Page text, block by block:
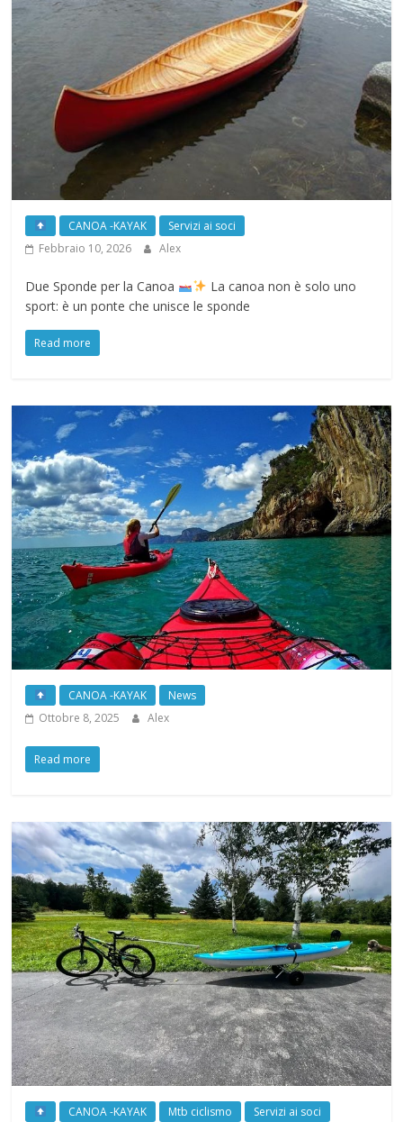
CANOA -KAYAK
Servizi ai soci
Febbraio 10, 2026
Alex
Due Sponde per la Canoa
La canoa non è solo uno
sport: è un ponte che unisce le sponde
Read more
CANOA -KAYAK
News
Ottobre 8, 2025
Alex
Read more
CANOA -KAYAK Mtb ciclismo Servizi ai soci